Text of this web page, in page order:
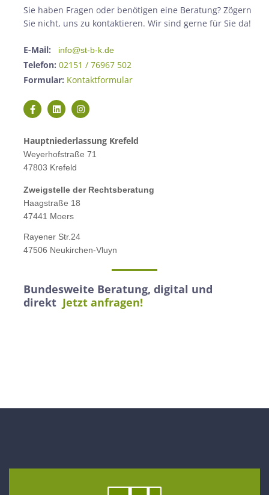
Sie haben Fragen oder benötigen eine Beratung? Zögern
Sie nicht, uns zu kontaktieren. Wir sind gerne für Sie da!
E-Mail: info@st-b-k.de
Telefon: 02151 / 76967 502
Formular: Kontaktformular
Hauptniederlassung Krefeld
Weyerhofstraße 71
47803 Krefeld
Zweigstelle der Rechtsberatung
Haagstraße 18
47441 Moers
Rayener Str.24
47506 Neukirchen-Vluyn
Bundesweite Beratung, digital und
direkt Jetzt anfragen!